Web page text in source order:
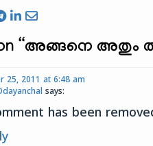
“അങ്ങനെ അതും
25, 2011 at 6:48 am
says:
has been